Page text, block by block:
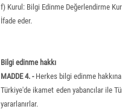
f) Kurul: Bilgi Edinme Değerlendirme
İfade eder.
Bilgi edinme hakkı
MADDE 4. -Herkes bilgi edinme
Türkiye'de ikamet eden yabancılar ile
yararlanırlar.